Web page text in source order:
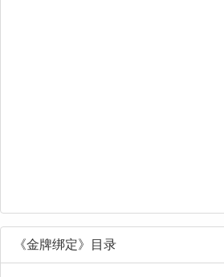
《金牌绑定》目录